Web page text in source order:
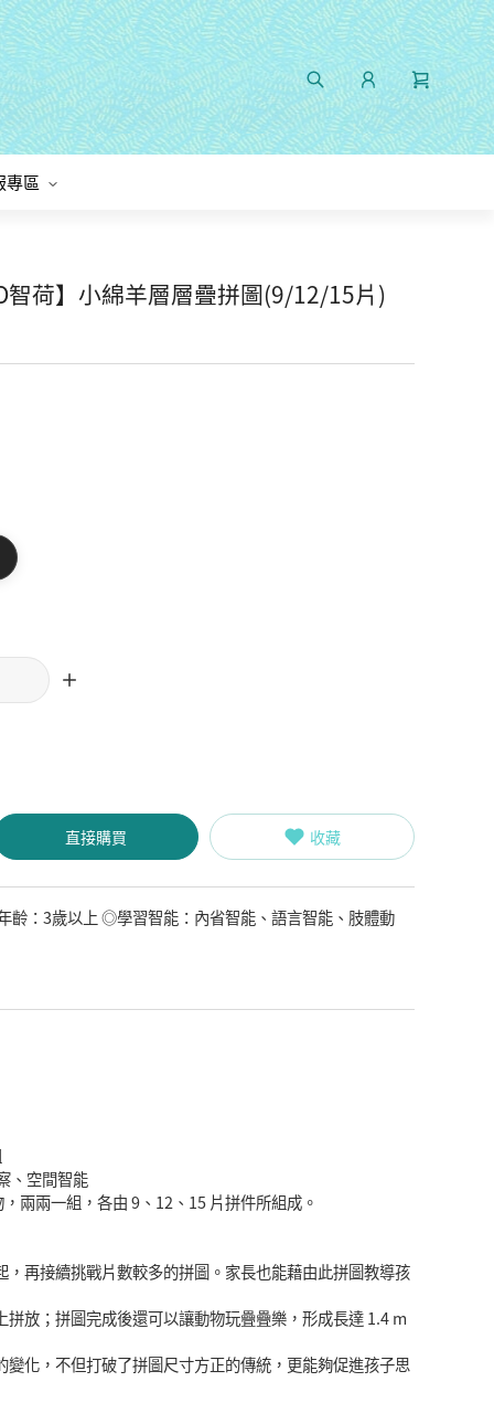
專區
智荷】小綿羊層層疊拼圖(9/12/15片)
直接購買 收藏
：3歲以上 ◎學習智能：內省智能、語言智能、肢體動
、空間智能
兩兩一組，各由 9、12、15 片拼件所組成。
再接續挑戰片數較多的拼圖。家長也能藉由此拼圖教導孩
放；拼圖完成後還可以讓動物玩疊疊樂，形成長達 1.4 m
化，不但打破了拼圖尺寸方正的傳統，更能夠促進孩子思